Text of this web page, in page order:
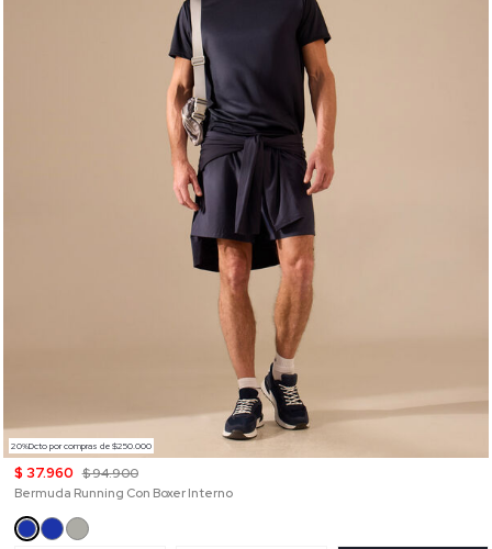
20%Dcto por compras de $250.000
$ 37.960 $ 94.900
Bermuda Running Con Boxer Interno